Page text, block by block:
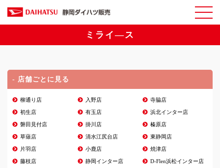
ミライ―ス
- 店舗ごとに見る
柳通り店 入野店 寺脇店
初生店 有玉店 浜北インター店
磐田見付店 掛川店 榛原店
草薙店 清水江尻台店 東静岡店
片羽店 小鹿店 焼津店
藤枝店 静岡インター店 D-Flen浜松インター店